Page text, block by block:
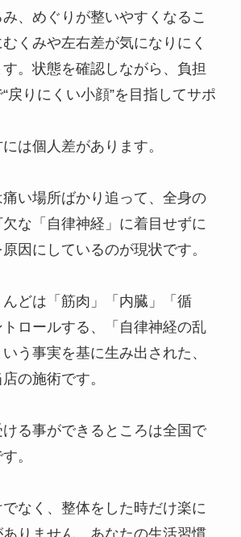
、めぐりが整いやすくなるこ
くみや左右差が気になりにく
。状態を確認しながら、負担
戻りにくい小顔”を目指してサポ
は個人差があります。
い場所ばかり追って、全身の
な「自律神経」に着目せずに
因にしているのが現状です。
どは「筋肉」「内臓」「循
ロールする、「自律神経の乱
う事実を基に生み出された、
の施術です。
る事ができるところは全国で
。
なく、整体をした時だけ楽に
りません。あなたの生活習慣